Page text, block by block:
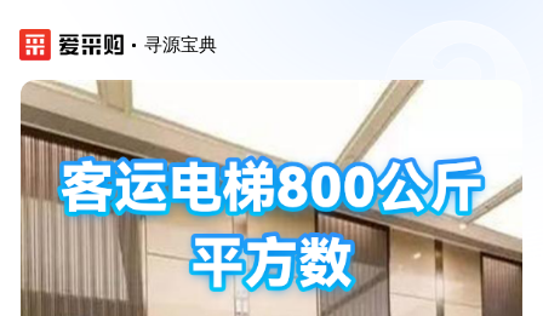
寻源宝典